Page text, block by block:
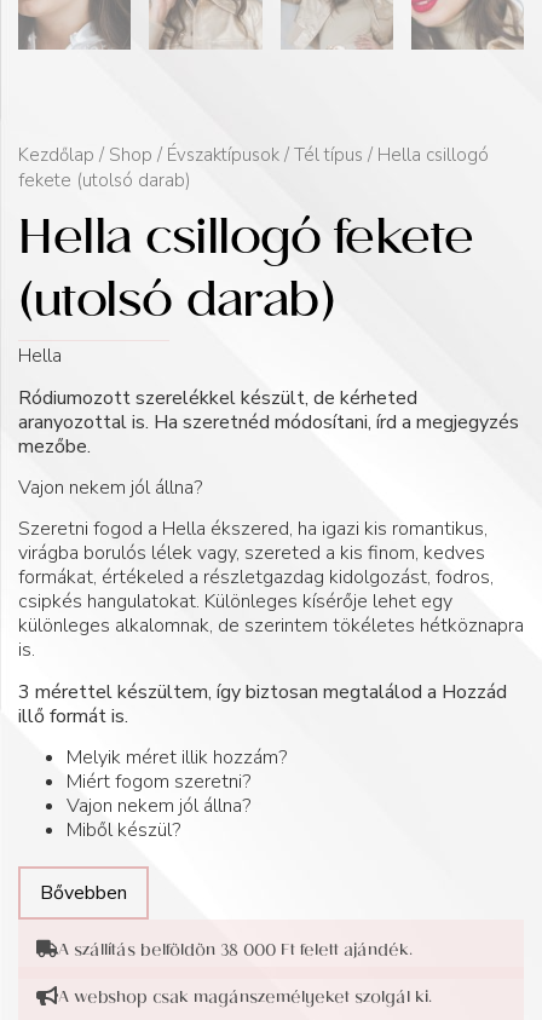
Kezdőlap / Shop / Évszaktípusok / Tél típus / Hella csillogó
fekete (utolsó darab)
Hella csillogó fekete
(utolsó darab)
Hella
Ródiumozott szerelékkel készült, de kérheted
aranyozottal is. Ha szeretnéd módosítani, írd a megjegyzés
mezőbe.
Vajon nekem jól állna?
Szeretni fogod a Hella ékszered, ha igazi kis romantikus,
virágba borulós lélek vagy, szereted a kis finom, kedves
formákat, értékeled a részletgazdag kidolgozást, fodros,
csipkés hangulatokat. Különleges kísérője lehet egy
különleges alkalomnak, de szerintem tökéletes hétköznapra
is.
3 mérettel készültem, így biztosan megtalálod a Hozzád
illő formát is.
Melyik méret illik hozzám?
Miért fogom szeretni?
Vajon nekem jól állna?
Miből készül?
Bővebben
A szállítás belföldön 38 000 Ft felett ajándék.
A webshop csak magánszemélyeket szolgál ki.